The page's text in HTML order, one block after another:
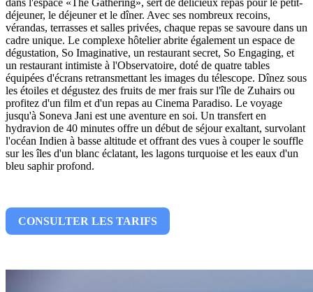
déjeuner, le déjeuner et le dîner. Avec ses nombreux recoins,
vérandas, terrasses et salles privées, chaque repas se savoure dans un
cadre unique. Le complexe hôtelier abrite également un espace de
dégustation, So Imaginative, un restaurant secret, So Engaging, et
un restaurant intimiste à l'Observatoire, doté de quatre tables
équipées d'écrans retransmettant les images du télescope. Dînez sous
les étoiles et dégustez des fruits de mer frais sur l'île de Zuhairs ou
profitez d'un film et d'un repas au Cinema Paradiso. Le voyage
jusqu'à Soneva Jani est une aventure en soi. Un transfert en
hydravion de 40 minutes offre un début de séjour exaltant, survolant
l'océan Indien à basse altitude et offrant des vues à couper le souffle
sur les îles d'un blanc éclatant, les lagons turquoise et les eaux d'un
bleu saphir profond.
CONSULTER LES TARIFS